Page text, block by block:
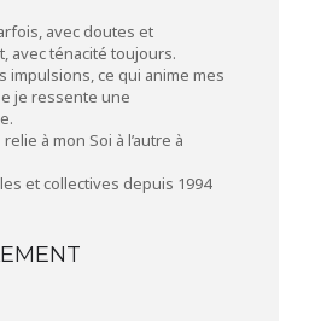
avec doutes et
avec ténacité toujours.
impulsions, ce qui anime mes
je ressente une
à mon Soi à l’autre à
et collectives depuis 1994